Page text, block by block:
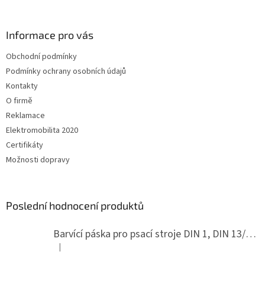
Informace pro vás
Obchodní podmínky
Podmínky ochrany osobních údajů
Kontakty
O firmě
Reklamace
Elektromobilita 2020
Certifikáty
Možnosti dopravy
Poslední hodnocení produktů
Barvící páska pro psací stroje DIN 1, DIN 13/10, LAND, PA červenočerná
Hodnocení produktu je 5 z 5 hvězdiček.
|